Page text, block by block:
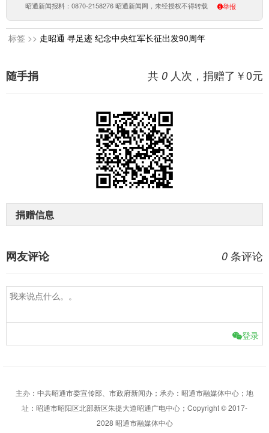
昭通新闻报料：0870-2158276 昭通新闻网，未经授权不得转载 举报
标签 >> 走昭通 寻足迹 纪念中央红军长征出发90周年
共 0 人次，捐赠了￥0元
随手捐
捐赠信息
0 条评论
网友评论
登录
主办：中共昭通市委宣传部、市政府新闻办；承办：昭通市融媒体中心；地
址：昭通市昭阳区北部新区朱提大道昭通广电中心；Copyright © 2017-
2028 昭通市融媒体中心